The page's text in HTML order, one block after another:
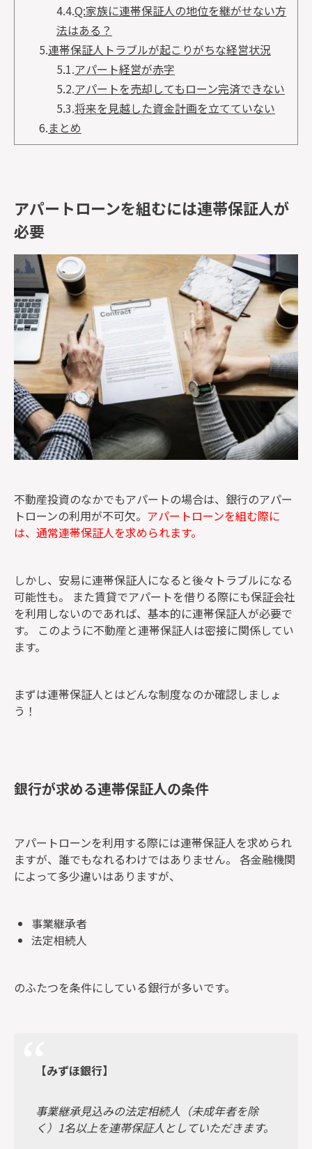
4.4.Q:家族に連帯保証人の地位を継がせない方
法はある？
5.連帯保証人トラブルが起こりがちな経営状況
5.1.アパート経営が赤字
5.2.アパートを売却してもローン完済できない
5.3.将来を見越した資金計画を立てていない
6.まとめ
アパートローンを組むには連帯保証人が
必要
不動産投資のなかでもアパートの場合は、銀行のアパー
トローンの利用が不可欠。 アパートローンを組む際に
は、通常連帯保証人を求められます。
しかし、安易に連帯保証人になると後々トラブルになる
可能性も。 また賃貸でアパートを借りる際にも保証会社
を利用しないのであれば、基本的に連帯保証人が必要で
す。 このように不動産と連帯保証人は密接に関係してい
ます。
まずは連帯保証人とはどんな制度なのか確認しましょ
う！
銀行が求める連帯保証人の条件
アパートローンを利用する際には連帯保証人を求められ
ますが、誰でもなれるわけではありません。 各金融機関
によって多少違いはありますが、
事業継承者
法定相続人
のふたつを条件にしている銀行が多いです。
【みずほ銀行】
事業継承見込みの法定相続人（未成年者を除
く）1名以上を連帯保証人としていただきます。